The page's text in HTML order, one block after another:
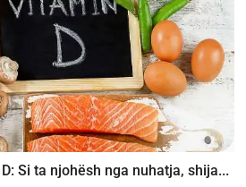
Si ta njohësh nga nuhatja, shija...